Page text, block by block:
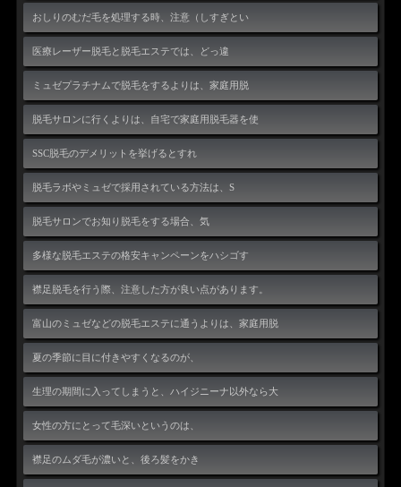
おしりのむだ毛を処理する時、注意（しすぎとい
医療レーザー脱毛と脱毛エステでは、どっ違
ミュゼプラチナムで脱毛をするよりは、家庭用脱
脱毛サロンに行くよりは、自宅で家庭用脱毛器を使
SSC脱毛のデメリットを挙げるとすれ
脱毛ラボやミュゼで採用されている方法は、S
脱毛サロンでお知り脱毛をする場合、気
多様な脱毛エステの格安キャンペーンをハシゴす
襟足脱毛を行う際、注意した方が良い点があります。
富山のミュゼなどの脱毛エステに通うよりは、家庭用脱
夏の季節に目に付きやすくなるのが、
生理の期間に入ってしまうと、ハイジニーナ以外なら大
女性の方にとって毛深いというのは、
襟足のムダ毛が濃いと、後ろ髪をかき